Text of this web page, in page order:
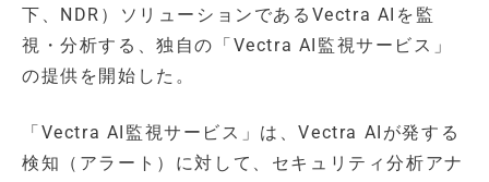
下、NDR）ソリューションであるVectra AIを監
視・分析する、独自の「Vectra AI監視サービス」
の提供を開始した。
「Vectra AI監視サービス」は、Vectra AIが発する
検知（アラート）に対して、セキュリティ分析アナ